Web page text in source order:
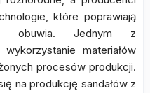
które poprawiają
obuwia. Jednym z
materiałów
procesów produkcji.
na produkcję sandałów z